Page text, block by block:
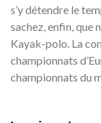
s’y détendre le
sachez, enfin, que
Kayak-polo. La
championnats
championnats du